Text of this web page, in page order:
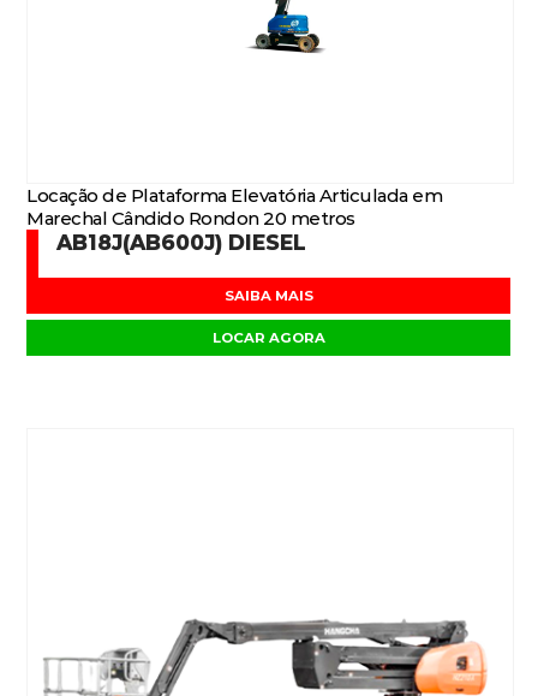
Locação de Plataforma Elevatória Articulada em
Marechal Cândido Rondon 20 metros
AB18J(AB600J) DIESEL
SAIBA MAIS
LOCAR AGORA